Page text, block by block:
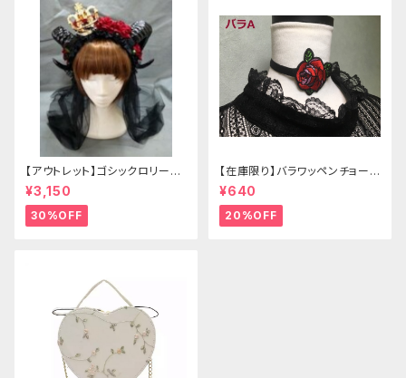
【アウトレット】ゴシックロリータ
ゴールドクラウン＆ホーン(ヴェ
ール付き)
¥3,150
30%OFF
【在庫限り】バラワッペンチョーカ
ー
¥640
20%OFF